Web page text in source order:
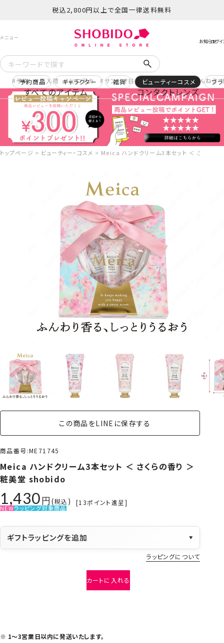
税込2,800円以上で全国一律送料無料
予約 再入荷 ヒロアカ サンリオ日焼け コスメヲタちゃんねる
すべてのアイテム コンタクトレンズ
予約商品 キャラクター 雑貨 ビューティーコスメ ブ
トップページ ビューティー・コスメ Meica ハンドクリーム3本セット ＜ さくら
この商品をLINEに保存する
商品番号 ME71745
Meica ハンドクリーム3本セット ＜ さくらの香り ＞
粧美堂 shobido
1,430 税込 [13ポイント進呈]
NEWラッピング対象商品
ギフトラッピングを追加 ▼
ラッピングについて
カートに入れる
1～3営業日以内に発送いたします。